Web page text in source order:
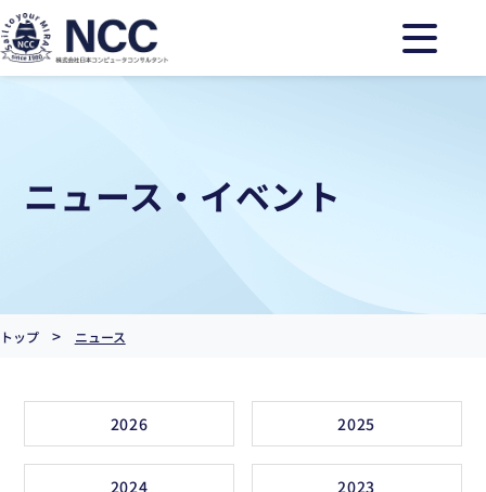
ニュース・イベント
トップ > ニュース
2026 2025
2024 2023